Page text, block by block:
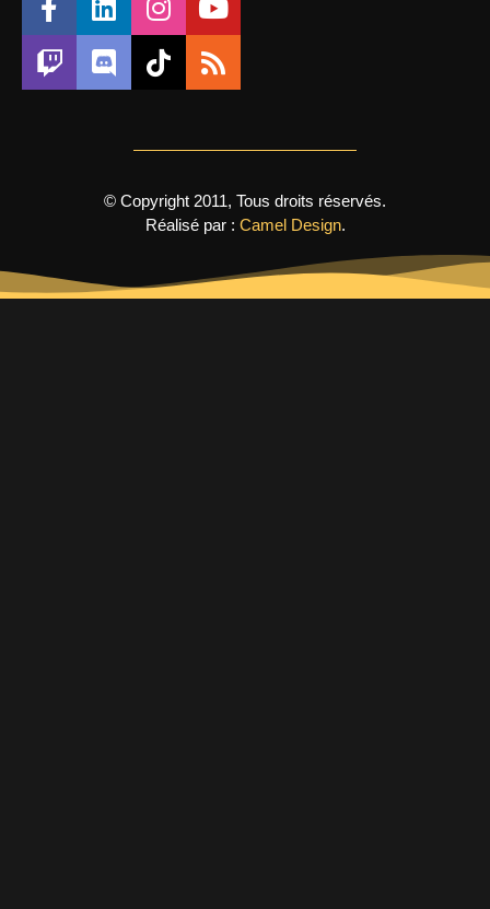
© Copyright 2011, Tous droits réservés.
Réalisé par : Camel Design.